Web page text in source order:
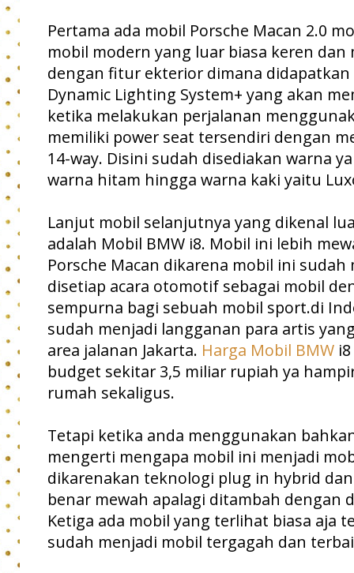
Pertama ada mobil Porsche Macan 2.0
mobil modern yang luar biasa keren
dengan fitur ekterior dimana didapatkan
Dynamic Lighting System+ yang akan
ketika melakukan perjalanan
memiliki power seat tersendiri dengan
14-way. Disini sudah disediakan warna
warna hitam hingga warna kaki yaitu
Lanjut mobil selanjutnya yang dikenal
adalah Mobil BMW i8. Mobil ini lebih
Porsche Macan dikarena mobil ini
disetiap acara otomotif sebagai mobil
sempurna bagi sebuah mobil sport.di
sudah menjadi langganan para artis
area jalanan Jakarta. Harga Mobil BMW
budget sekitar 3,5 miliar rupiah ya
rumah sekaligus.
Tetapi ketika anda menggunakan
mengerti mengapa mobil ini menjadi
dikarenakan teknologi plug in hybrid
benar mewah apalagi ditambah dengan
Ketiga ada mobil yang terlihat biasa aja
sudah menjadi mobil tergagah dan